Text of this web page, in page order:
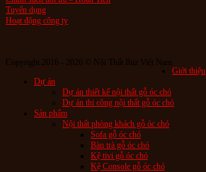
Tuyển dụng
Hoạt động công ty
Copyright 2016 - 2026 © Nội Thất Ibiz Việt Nam
Giới thiệu
Dự án
Dự án thiết kế nội thất gỗ óc chó
Dự án thi công nội thất gỗ óc chó
Sản phẩm
Nội thất phòng khách gỗ óc chó
Sofa gỗ óc chó
Bàn trà gỗ óc chó
Kệ tivi gỗ óc chó
Kệ Console gỗ óc chó